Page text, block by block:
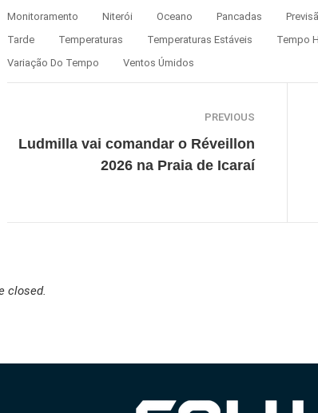
Monitoramento
Niterói Oceano Pancadas
Tarde
Temperaturas Temperaturas Estáveis Tempo
Variação Do Tempo
Ventos Úmidos
PREVIOUS
Ludmilla vai comandar o Réveillon
2026 na Praia de Icaraí
closed.